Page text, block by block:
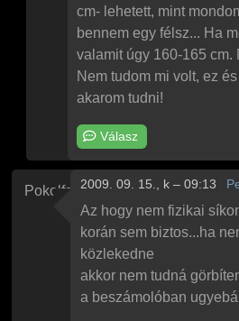
cm- lehetett, mint
bennem egy félsz... Ha
valamit úgy 160-165 cm.
Nem tudom mi volt, ez
akarom tudni!
Válasz
Pokolfajzat2009. 09. 15., k – 09:13
Az hogy nem fizikai
korán sem biztos...ha
közlekedne
akkor nem tudná
a beszámolóban